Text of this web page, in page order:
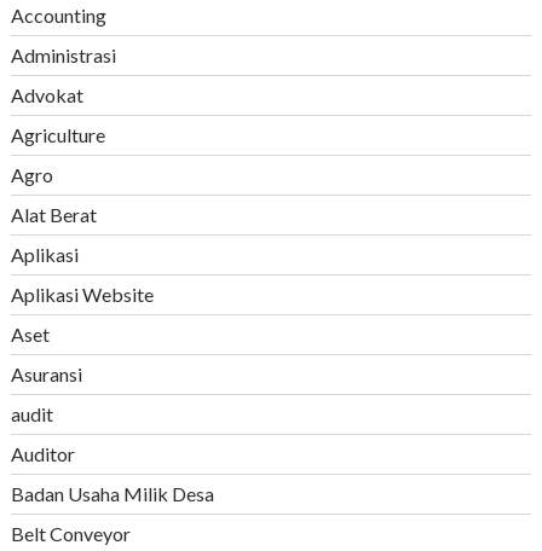
Accounting
Administrasi
Advokat
Agriculture
Agro
Alat Berat
Aplikasi
Aplikasi Website
Aset
Asuransi
audit
Auditor
Badan Usaha Milik Desa
Belt Conveyor